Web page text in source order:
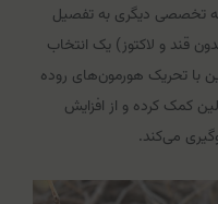
تخصصی دیگری به تفصیل
قند و لاکتوز) یک انتخاب
با تحریک هورمون‌های روده
کمک کرده و از افزایش
می‌کند.